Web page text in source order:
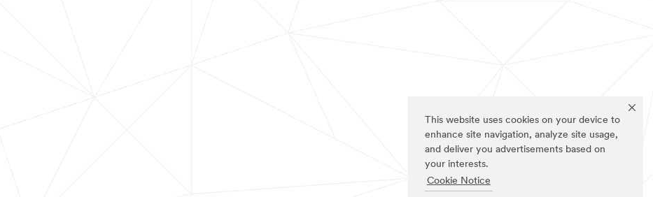
This website uses cookies on your device to
enhance site navigation, analyze site usage,
and deliver you advertisements based on
your interests.
Cookie Notice